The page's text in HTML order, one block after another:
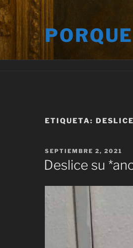
ETIQUETA: DESLICE
PUBLICADO
EL
SEPTIEMBRE 2, 2021
Deslice su